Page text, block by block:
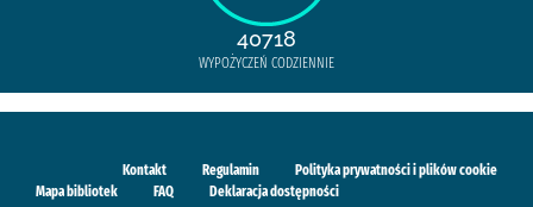
40718
WYPOŻYCZEŃ CODZIENNIE
Kontakt Regulamin
Polityka prywatności i plików cookie
Mapa bibliotek
FAQ Deklaracja dostępności